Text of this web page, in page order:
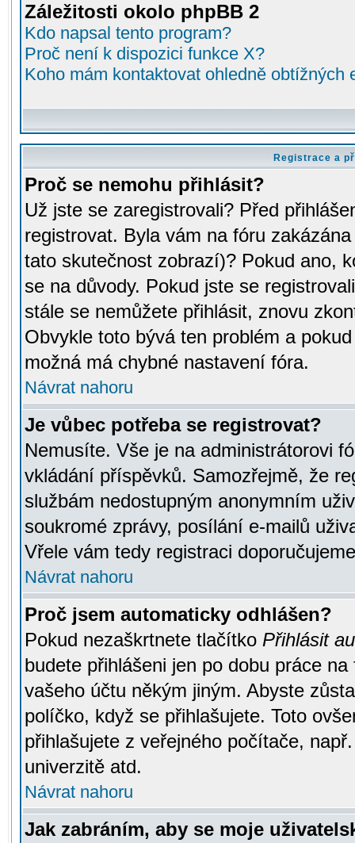
Záležitosti okolo phpBB 2
Kdo napsal tento program?
Proč není k dispozici funkce X?
Koho mám kontaktovat ohledně
Registrace a
Proč se nemohu přihlásit?
Už jste se zaregistrovali? Před
registrovat. Byla vám na fóru
tato skutečnost zobrazí)? Pokud ano,
se na důvody. Pokud jste se
stále se nemůžete přihlásit, znovu
Obvykle toto bývá ten problém a
možná má chybné nastavení fóra.
Návrat nahoru
Je vůbec potřeba se registrovat?
Nemusíte. Vše je na administrátorovi
vkládání příspěvků. Samozřejmě, že
službám nedostupným anonymním
soukromé zprávy, posílání e-mailů
Vřele vám tedy registraci
Návrat nahoru
Proč jsem automaticky odhlášen?
Pokud nezaškrtnete tlačítko Přihlásit
budete přihlášeni jen po dobu práce
vašeho účtu někým jiným. Abyste
políčko, když se přihlašujete. Toto
přihlašujete z veřejného počítače,
univerzitě atd.
Návrat nahoru
Jak zabráním, aby se moje